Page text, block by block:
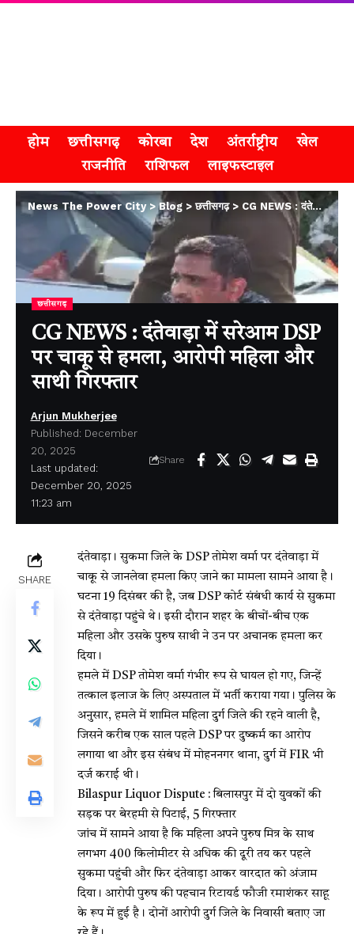
होम छत्तीसगढ़ कोरबा देश अंतर्राष्ट्रीय
खेल
राजनीति
राशिफल लाइफस्टाइल
News The Power City>Blog >छत्तीसगढ़> CG NEWS : दंतेवाड़ा में सरेआम DSP पर चाकू से हमला, आरोपी महिला और साथी गिरफ्तार
छत्तीसगढ़
CG NEWS : दंतेवाड़ा में सरेआम DSP
पर चाकू से हमला, आरोपी महिला और
साथी गिरफ्तार
Last updated:
December 20, 2025
11:23 am
Arjun Mukherjee
Published: December
20, 2025
Share
SHARE
दंतेवाड़ा। सुकमा जिले के DSP तोमेश वर्मा पर दंतेवाड़ा में
चाकू से जानलेवा हमला किए जाने का मामला सामने आया है।
घटना 19 दिसंबर की है, जब DSP कोर्ट संबंधी कार्य से सुकमा
से दंतेवाड़ा पहुंचे थे। इसी दौरान शहर के बीचों-बीच एक
महिला और उसके पुरुष साथी ने उन पर अचानक हमला कर
दिया।
हमले में DSP तोमेश वर्मा गंभीर रूप से घायल हो गए, जिन्हें
तत्काल इलाज के लिए अस्पताल में भर्ती कराया गया। पुलिस के
अनुसार, हमले में शामिल महिला दुर्ग जिले की रहने वाली है,
जिसने करीब एक साल पहले DSP पर दुष्कर्म का आरोप
लगाया था और इस संबंध में मोहननगर थाना, दुर्ग में FIR भी
दर्ज कराई थी।
Bilaspur Liquor Dispute : बिलासपुर में दो युवकों की
सड़क पर बेरहमी से पिटाई, 5 गिरफ्तार
जांच में सामने आया है कि महिला अपने पुरुष मित्र के साथ
लगभग 400 किलोमीटर से अधिक की दूरी तय कर पहले
सुकमा पहुंची और फिर दंतेवाड़ा आकर वारदात को अंजाम
दिया। आरोपी पुरुष की पहचान रिटायर्ड फौजी रमाशंकर साहू
के रूप में हुई है। दोनों आरोपी दुर्ग जिले के निवासी बताए जा